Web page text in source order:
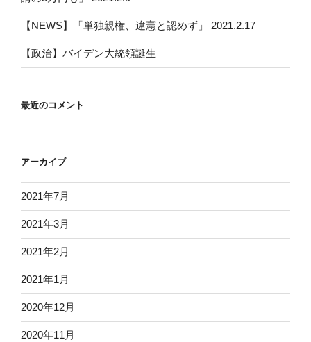
【NEWS】「単独親権、違憲と認めず」 2021.2.17
【政治】バイデン大統領誕生
最近のコメント
アーカイブ
2021年7月
2021年3月
2021年2月
2021年1月
2020年12月
2020年11月